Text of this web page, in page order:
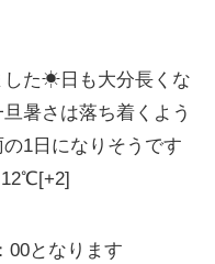
した☀日も大分長くな
暑さは落ち着くよう
1日になりそうです
00となります